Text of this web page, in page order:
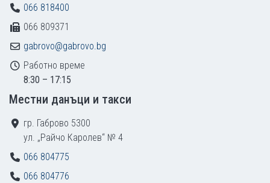
066 818400
066 809371
gabrovo@gabrovo.bg
Работно време
8:30 – 17:15
Местни данъци и такси
гр. Габрово 5300
ул. „Райчо Каролев“ № 4
066 804775
066 804776